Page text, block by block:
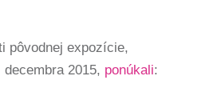
pôvodnej expozície,
2015, ponúkali: